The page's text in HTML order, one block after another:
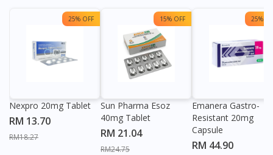
25% OFF
Nexpro 20mg Tablet
RM 13.70
RM18.27
15% OFF
Sun Pharma Esoz
40mg Tablet
RM 21.04
RM24.75
25%
Emanera Gastro-
Resistant 20mg
Capsule
RM 44.90